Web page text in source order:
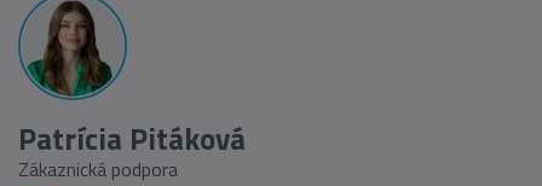
Patrícia Pitáková
Zákaznická podpora